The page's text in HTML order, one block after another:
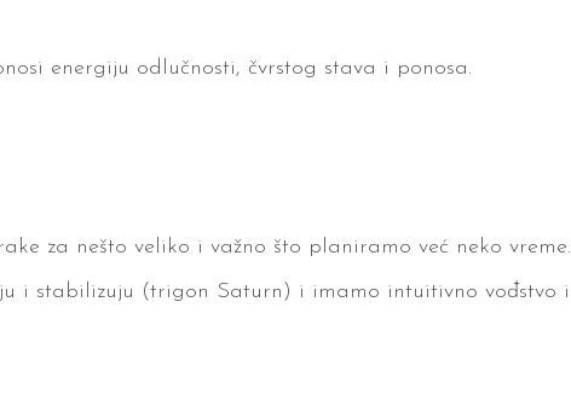
energiju odlučnosti, čvrstog stava i ponosa.
za nešto veliko i važno što planiramo već neko vreme.
i stabilizuju (trigon Saturn) i imamo intuitivno